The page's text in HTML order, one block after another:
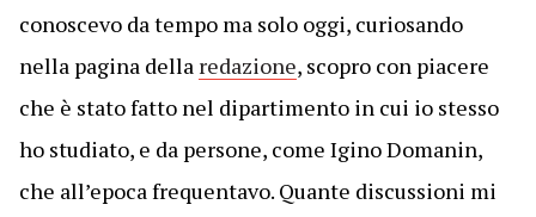
conoscevo da tempo ma solo oggi, curiosando
nella pagina della redazione, scopro con piacere
che è stato fatto nel dipartimento in cui io stesso
ho studiato, e da persone, come Igino Domanin,
che all’epoca frequentavo. Quante discussioni mi